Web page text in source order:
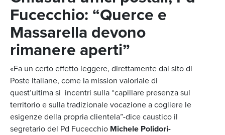
Fucecchio: “Querce e
Massarella devono
rimanere aperti”
«Fa un certo effetto leggere, direttamente dal sito di
Poste Italiane, come la mission valoriale di
quest’ultima si incentri sulla “capillare presenza sul
territorio e sulla tradizionale vocazione a cogliere le
esigenze della propria clientela”-dice caustico il
segretario del Pd Fucecchio Michele Polidori-